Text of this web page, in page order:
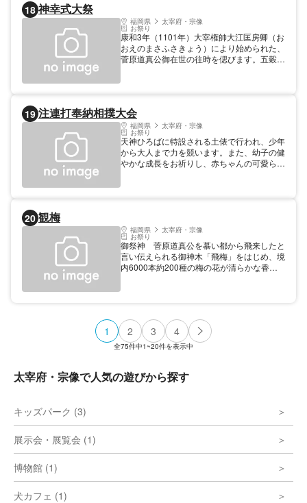
18 神幸式大祭
福岡県 太宰府・宗像
お祭り
康和3年（1101年）大宰権帥大江匡房卿（お
おえのまさふさきょう）により始められた、
菅原道真公御在世の往時を偲びます。五穀豊
ろうそくを献灯し、巫女たちが神楽を奉納す
る「千灯明」が行われます。幻想的な雰囲気
の中、秋の大祭は締めくくられます。（福岡
県無形民俗文化財）。
19 注連打奉納相撲大会
福岡県 太宰府・宗像
お祭り
天神ひろばに特設される土俵で行われ、少年
から大人まで力を競います。また、幼子の健
やかな成長をお祈りし、赤ちゃんの可愛らし
20 観梅
福岡県 太宰府・宗像
お祭り
御祭神 菅原道真公を慕い都から飛来したと
言い伝えられる御神木「飛梅」をはじめ、境
内6000本約200種の梅の花が清らかな香り
1 2 3 4
全75件中1~20件を表示中
太宰府・宗像で人気の遊びから探す
キッズパーク (3)
展示会・展覧会 (1)
博物館 (1)
犬カフェ (1)